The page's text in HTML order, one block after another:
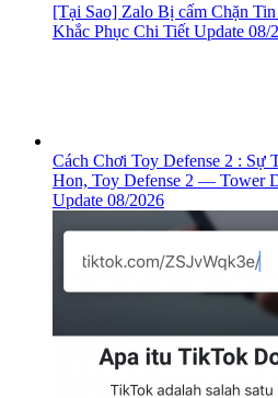
[Tại Sao] Zalo Bị cấm Chặn
Khắc Phục Chi Tiết Update 08/
Cách Chơi Toy Defense 2 : Sự
Hon, ‎Toy Defense 2 — Tower
Update 08/2026